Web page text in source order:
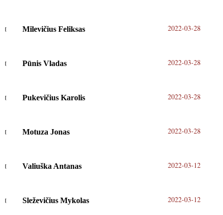
Milevičius Feliksas 2022-03-28
Pūnis Vladas 2022-03-28
Pukevičius Karolis 2022-03-28
Motuza Jonas 2022-03-28
Valiuška Antanas 2022-03-12
Sleževičius Mykolas 2022-03-12